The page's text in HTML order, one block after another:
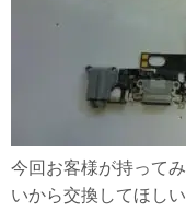
今回お客様が持って
いから交換してほし